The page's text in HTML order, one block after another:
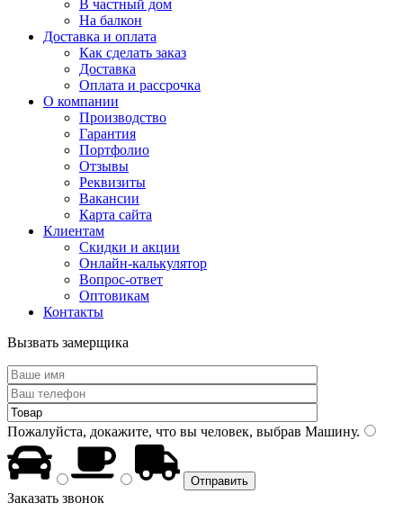
В частный дом
На балкон
Доставка и оплата
Как сделать заказ
Доставка
Оплата и рассрочка
О компании
Производство
Гарантия
Портфолио
Отзывы
Реквизиты
Вакансии
Карта сайта
Клиентам
Скидки и акции
Онлайн-калькулятор
Вопрос-ответ
Оптовикам
Контакты
Вызвать замерщика
Пожалуйста, докажите, что вы человек, выбрав Машину.
Заказать звонок